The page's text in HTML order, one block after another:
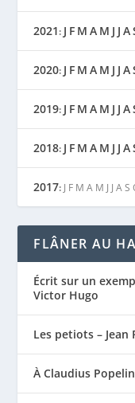
2021: J F M A M J J A
2020: J F M A M J J A
2019: J F M A M J J A
2018: J F M A M J J A
2017: J F M A M J J A S
FLÂNER AU
Écrit sur un
Victor Hugo
Les petiots – Jean
À Claudius